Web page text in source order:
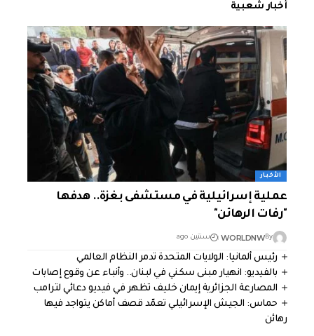
أخبار شعبية
الأخبار
عملية إسرائيلية في مستشفى بغزة.. هدفها
"رفات الرهائن"
By
WORLDNW سنتين ago
رئيس ألمانيا: الولايات المتحدة تدمر النظام العالمي
بالفيديو: انهيار مبنى سكني في لبنان.. وأنباء عن وقوع إصابات
المصارعة الجزائرية إيمان خليف تظهر في فيديو دعائي لترامب
حماس: الجيش الإسرائيلي تعمّد قصف أماكن يتواجد فيها
رهائن